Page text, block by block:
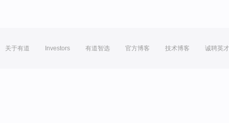
关于有道 Investors 有道智选 官方博客 技术博客 诚聘英才